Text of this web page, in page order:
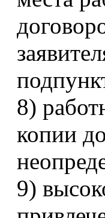
8)
копии
9)